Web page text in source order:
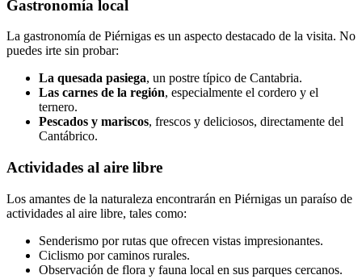
Gastronomía local
La gastronomía de Piérnigas es un aspecto destacado de la visita. No
puedes irte sin probar:
La quesada pasiega, un postre típico de Cantabria.
Las carnes de la región, especialmente el cordero y el
ternero.
Pescados y mariscos, frescos y deliciosos, directamente del
Cantábrico.
Actividades al aire libre
Los amantes de la naturaleza encontrarán en Piérnigas un paraíso de
actividades al aire libre, tales como:
Senderismo por rutas que ofrecen vistas impresionantes.
Ciclismo por caminos rurales.
Observación de flora y fauna local en sus parques cercanos.